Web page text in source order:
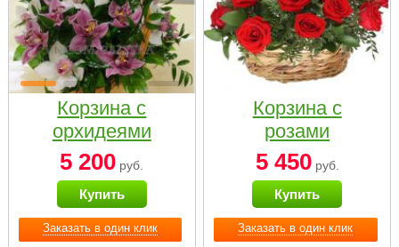
Заказать в один клик
Корзина с
орхидеями
малая
5 200 руб.
Купить
Заказать в один клик
Корзина с
розами
«Красный
Париж»
5 450руб.
Купить